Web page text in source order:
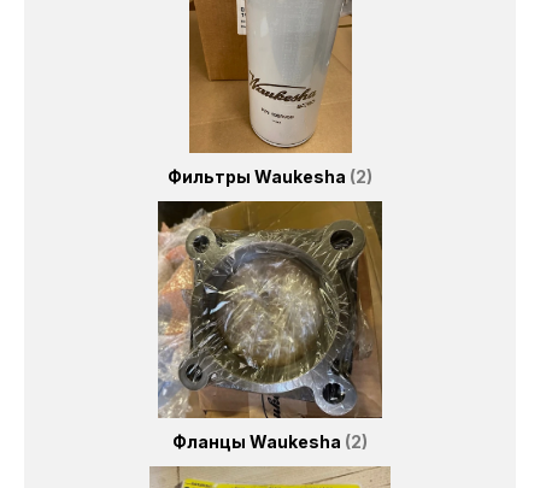
Фильтры Waukesha 2
Фланцы Waukesha 2